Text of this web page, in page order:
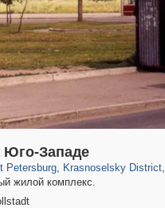
Западе
29,243
Petersburg
5,709
, Krasnoselsky District
2,200
,
жилой комплекс.